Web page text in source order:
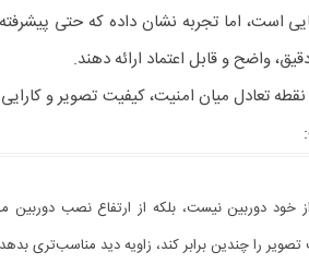
است، اما تجربه نشان داده که حتی
واضح و قابل اعتماد ارائه دهند.
تعادل میان امنیت، کیفیت تصویر و
دوربین نیست، بلکه از ارتفاع نصب دوربین
را چندین برابر کند، زاویه دید مناسب‌تری